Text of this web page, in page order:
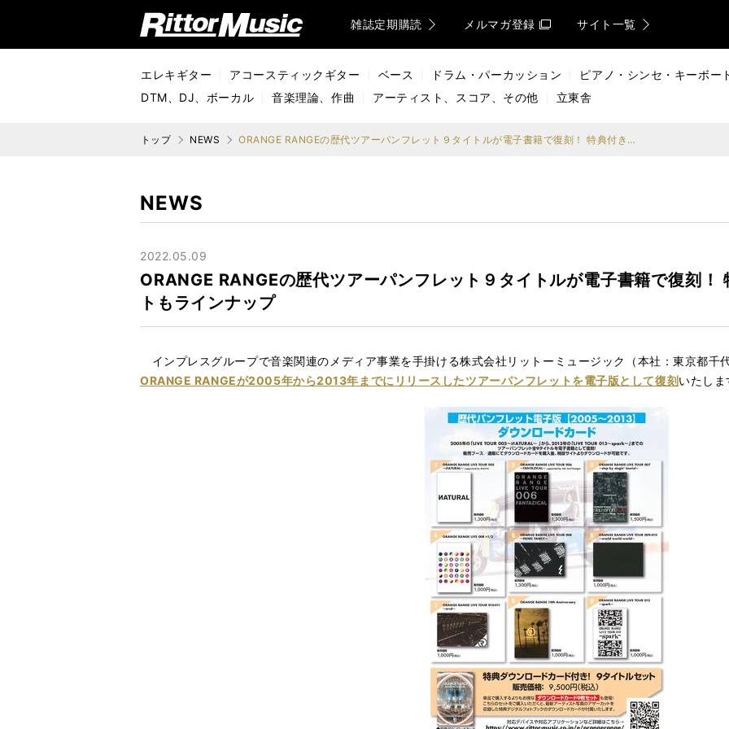
リットーミュージック (Rittor Music) 雑誌定期購読 メルマガ登録 サイト一覧
エレキギター アコースティックギター ベース ドラム・パーカッション
ピアノ・シンセ・キーボー
DTM、DJ、ボーカル
音楽理論、作曲 アーティスト、スコア、その他 立東舎
トップ NEWS ORANGE RANGEの歴代ツアーパンフレット９タイトルが電子書籍で復刻！ 特典付きのコンプリートセットもラインナップ
NEWS
2022.05.09
ORANGE RANGEの歴代ツアーパンフレット９タイトルが電子書籍で復刻！
トもラインナップ
インプレスグループで音楽関連のメディア事業を手掛ける株式会社リットーミュージック（本社：東京都千
ORANGE RANGEが2005年から2013年までにリリースしたツアーパンフレットを電子版として復刻いたしま